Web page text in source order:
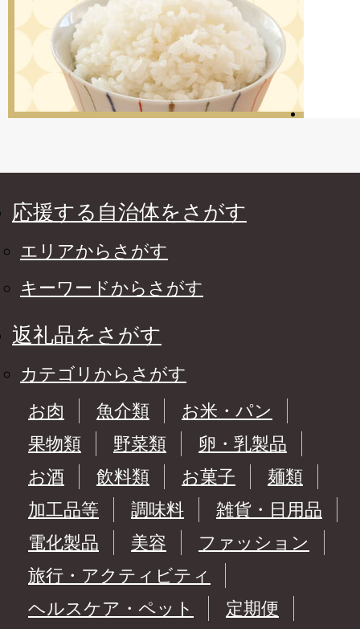
応援する自治体をさがす
エリアからさがす
キーワードからさがす
返礼品をさがす
カテゴリからさがす
お肉
魚介類
お米・パン
果物類
野菜類
卵・乳製品
お酒
飲料類 お菓子
麺類
加工品等
調味料
雑貨・日用品
電化製品
美容
ファッション
旅行・アクティビティ
ヘルスケア・ペット
定期便